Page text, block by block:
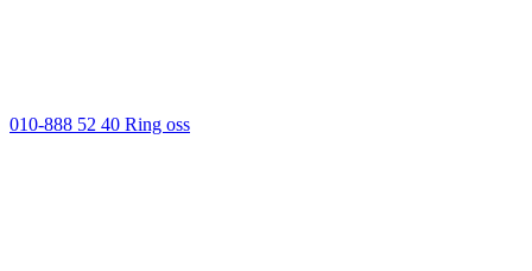
010-888 52 40 Ring oss